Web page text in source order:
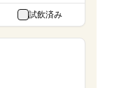
試飲済み